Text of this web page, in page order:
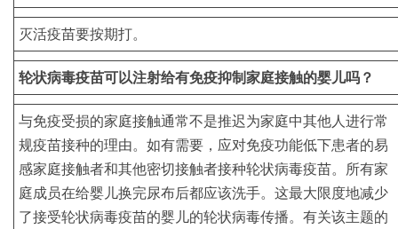
灭活疫苗要按期打。
轮状病毒疫苗可以注射给有免疫抑制家庭接触的婴儿吗？
与免疫受损的家庭接触通常不是推迟为家庭中其他人进行常
规疫苗接种的理由。如有需要，应对免疫功能低下患者的易
感家庭接触者和其他密切接触者接种轮状病毒疫苗。所有家
庭成员在给婴儿换完尿布后都应该洗手。这最大限度地减少
了接受轮状病毒疫苗的婴儿的轮状病毒传播。有关该主题的